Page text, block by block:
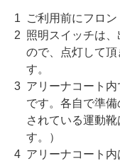
ご利用前にフロ
照明スイッチは
ので、点灯して
す。
アリーナコート
です。各自で準
されている運動
す。）
アリーナコート